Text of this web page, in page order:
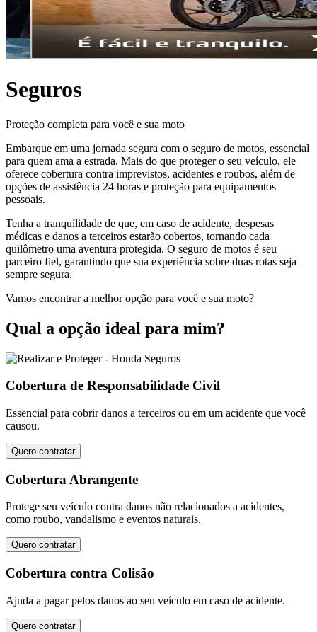
Seguros
Proteção completa para você e sua moto
Embarque em uma jornada segura com o seguro de motos, essencial
para quem ama a estrada. Mais do que proteger o seu veículo, ele
oferece cobertura contra imprevistos, acidentes e roubos, além de
opções de assistência 24 horas e proteção para equipamentos
pessoais.
Tenha a tranquilidade de que, em caso de acidente, despesas
médicas e danos a terceiros estarão cobertos, tornando cada
quilômetro uma aventura protegida. O seguro de motos é seu
parceiro fiel, garantindo que sua experiência sobre duas rotas seja
sempre segura.
Vamos encontrar a melhor opção para você e sua moto?
Qual a opção ideal para mim?
Cobertura de Responsabilidade Civil
Essencial para cobrir danos a terceiros ou em um acidente que você
causou.
Quero contratar
Cobertura Abrangente
Protege seu veículo contra danos não relacionados a acidentes,
como roubo, vandalismo e eventos naturais.
Quero contratar
Cobertura contra Colisão
Ajuda a pagar pelos danos ao seu veículo em caso de acidente.
Quero contratar